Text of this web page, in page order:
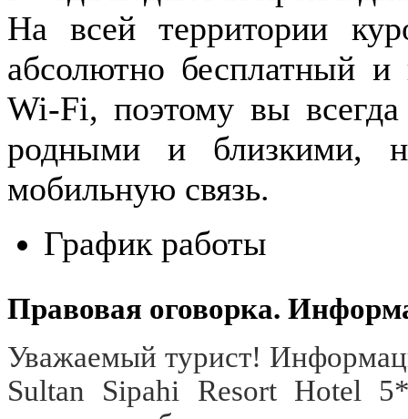
На всей территории
абсолютно бесплатный
Wi-Fi, поэтому вы всегда
родными и близкими,
мобильную связь.
График работы
Правовая оговорка.
Уважаемый турист!
Sultan Sipahi Resort Hotel